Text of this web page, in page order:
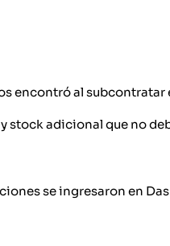
encontró al
stock adicional que no
se ingresaron en